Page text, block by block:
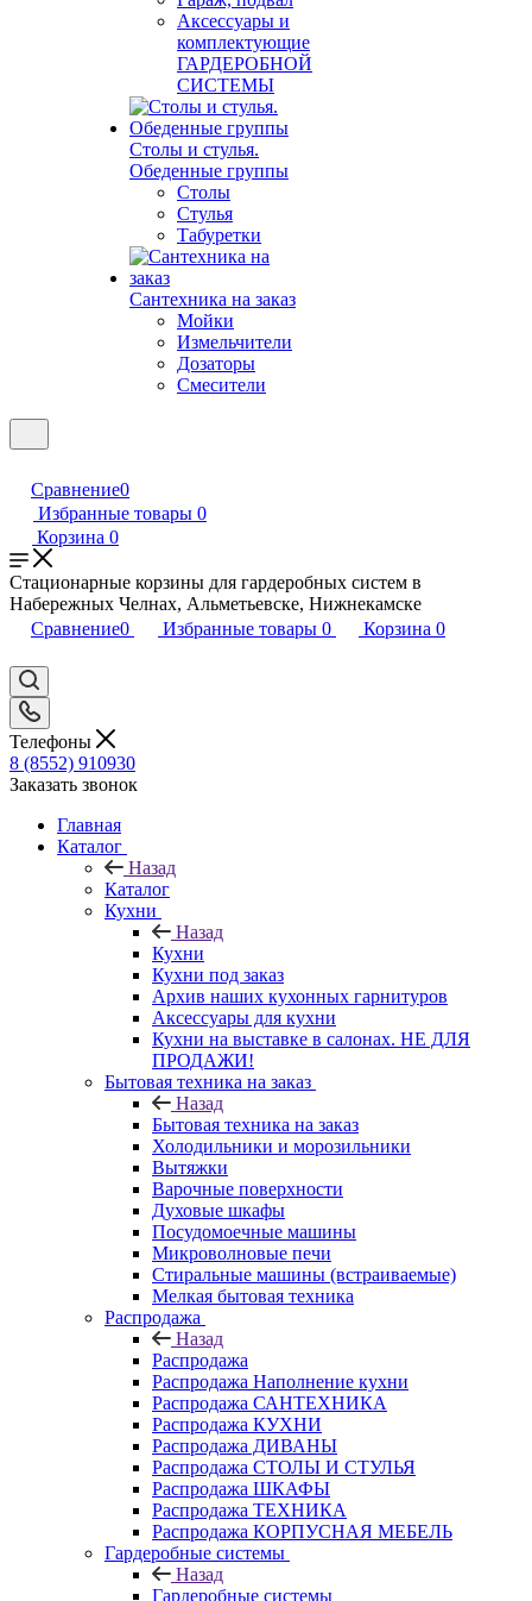
Аксессуары и
комплектующие
ГАРДЕРОБНОЙ
СИСТЕМЫ
Столы и стулья.
Обеденные группы
Столы
Стулья
Табуретки
Сантехника на заказ
Мойки
Измельчители
Дозаторы
Смесители
Сравнение0
Избранные товары 0
Корзина 0
Стационарные корзины для гардеробных систем в
Набережных Челнах, Альметьевске, Нижнекамске
Сравнение0 Избранные товары 0 Корзина 0
Телефоны
8 (8552) 910930
Заказать звонок
Главная
Каталог
Назад
Каталог
Кухни
Назад
Кухни
Кухни под заказ
Архив наших кухонных гарнитуров
Аксессуары для кухни
Кухни на выставке в салонах. НЕ ДЛЯ
ПРОДАЖИ!
Бытовая техника на заказ
Назад
Бытовая техника на заказ
Холодильники и морозильники
Вытяжки
Варочные поверхности
Духовые шкафы
Посудомоечные машины
Микроволновые печи
Стиральные машины (встраиваемые)
Мелкая бытовая техника
Распродажа
Назад
Распродажа
Распродажа Наполнение кухни
Распродажа САНТЕХНИКА
Распродажа КУХНИ
Распродажа ДИВАНЫ
Распродажа СТОЛЫ И СТУЛЬЯ
Распродажа ШКАФЫ
Распродажа ТЕХНИКА
Распродажа КОРПУСНАЯ МЕБЕЛЬ
Гардеробные системы
Назад
Гардеробные системы